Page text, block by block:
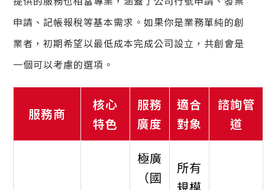
申請、記帳報稅等基本需求。如果你是業務單純的創
業者，初期希望以最低成本完成公司設立，共創會是
一個可以考慮的選項。
服務商
核心
特色
服務
廣度
適合
對象
諮詢管
道
極廣
（國
所有